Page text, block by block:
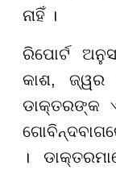
ନାହିଁ ।
ରିପୋର୍ଟ
କାଶ, ଜ୍ୱର
ଡାକ୍ତରଙ୍କ
।